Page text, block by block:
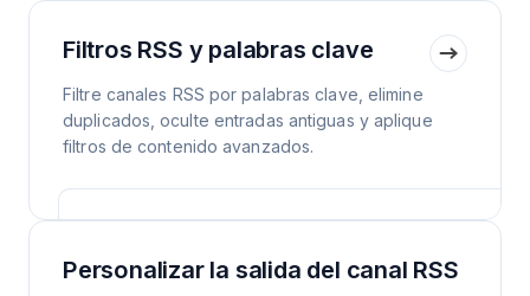
Filtros RSS y palabras clave
Filtre canales RSS por palabras clave, elimine
duplicados, oculte entradas antiguas y aplique
filtros de contenido avanzados.
Personalizar la salida del canal RSS